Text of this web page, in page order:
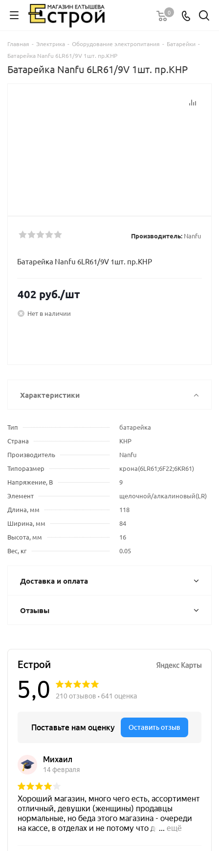
0
Главная - Электрика - Оборудование электропитания - Батарейки -
Батарейка Nanfu 6LR61/9V 1шт. пр.КНР
Батарейка Nanfu 6LR61/9V 1шт. пр.КНР
Производитель: Nanfu
Батарейка Nanfu 6LR61/9V 1шт. пр.КНР
402 руб./шт
Нет в наличии
Характеристики
Тип
батарейка
Страна
КНР
Производитель
Nanfu
Типоразмер
крона(6LR61;6F22;6KR61)
Напряжение, В
9
Элемент
щелочной/алкалиновый(LR)
Длина, мм
118
Ширина, мм
84
Высота, мм
16
Вес, кг
0.05
Доставка и оплата
Отзывы